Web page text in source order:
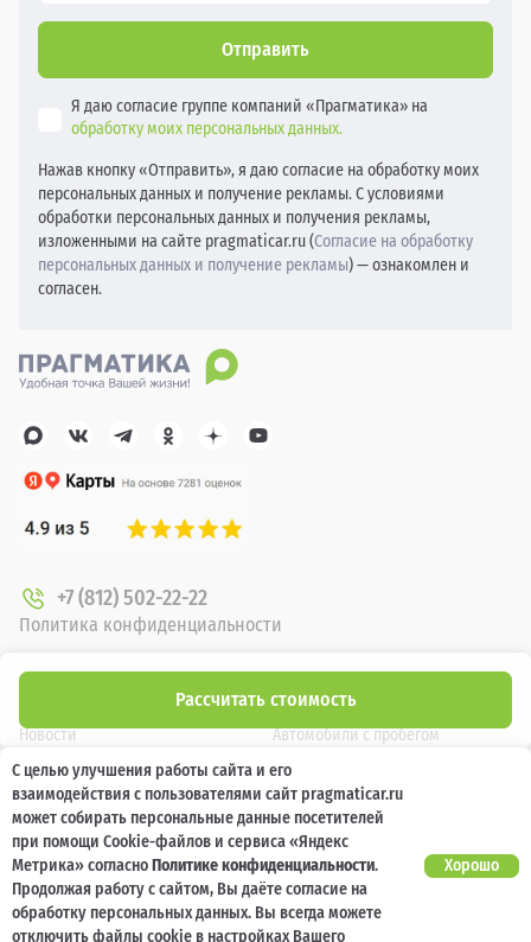
Отправить
Я даю согласие группе компаний «Прагматика» на
обработку моих персональных данных.
Нажав кнопку «Отправить», я даю согласие на обработку моих
персональных данных и получение рекламы. С условиями
обработки персональных данных и получения рекламы,
изложенными на сайте pragmaticar.ru (Согласие на обработку
персональных данных и получение рекламы) — ознакомлен и
согласен.
Рассчитать стоимость
+7 (812) 502-22-22
Политика конфиденциальности
Новости
Отзывы клиентов
Наша команда
Карьера
Новые автомобили
Автомобили с пробегом
Выкуп
Акции
Кузовной ремонт
Спецпредложения Блог
С целью улучшения работы сайта и его
взаимодействия с пользователями сайт pragmaticar.ru
может собирать персональные данные посетителей
при помощи Cookie-файлов и сервиса «Яндекс
Метрика» согласноПолитике конфиденциальности.
Продолжая работу с сайтом, Вы даёте согласие на
обработку персональных данных. Вы всегда можете
отключить файлы cookie в настройках Вашего
Хорошо